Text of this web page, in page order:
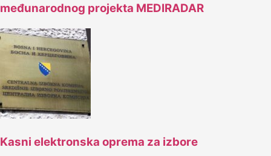
međunarodnog projekta MEDIRADAR
Kasni elektronska oprema za izbore